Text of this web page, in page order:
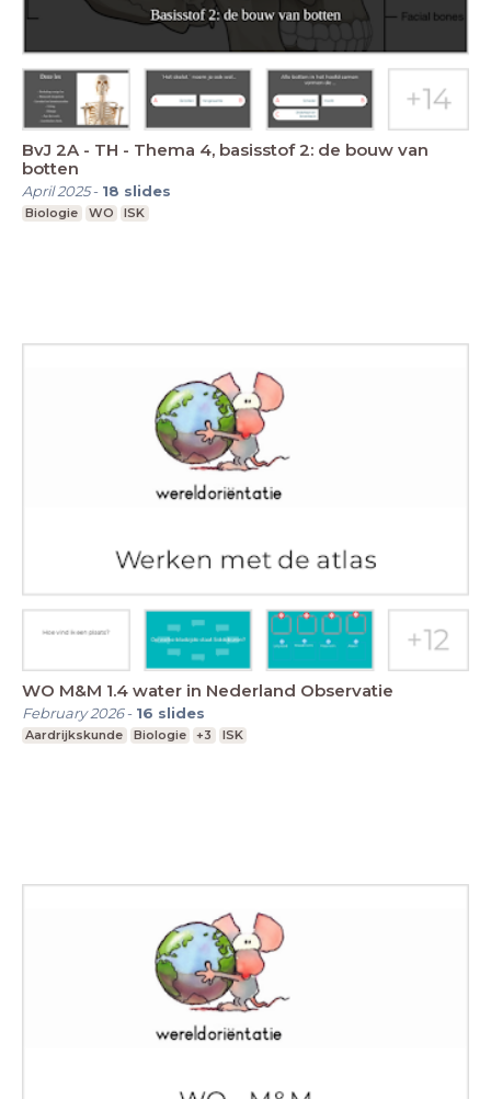
BvJ 2A - TH - Thema 4, basisstof 2: de bouw van
botten
April 2025- 18 slides
Biologie WO ISK
WO M&M 1.4 water in Nederland Observatie
February 2026- 16 slides
Aardrijkskunde Biologie +3 ISK